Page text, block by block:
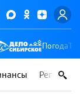
Погода
Регионы